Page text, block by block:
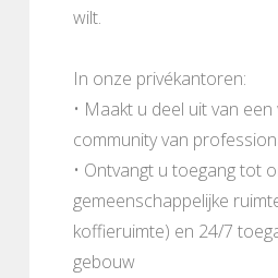
wilt.
In onze privékantoren:
• Maakt u deel uit van
community van
• Ontvangt u toegang tot
gemeenschappelijke
koffieruimte) en 24/7
gebouw